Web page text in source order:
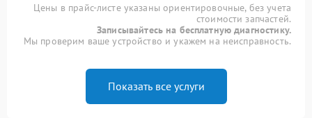
Цены в прайс-листе указаны ориентировочные, без учета
стоимости запчастей.
Записывайтесь на бесплатную диагностику.
Мы проверим ваше устройство и укажем на неисправность.
Показать все услуги